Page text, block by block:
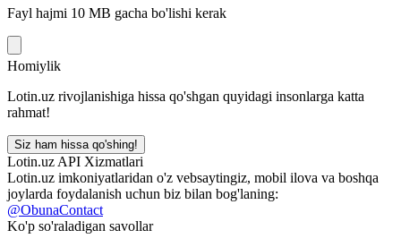
Fayl hajmi 10 MB gacha bo'lishi kerak
Homiylik
Lotin.uz rivojlanishiga hissa qo'shgan quyidagi insonlarga katta
rahmat!
Siz ham hissa qo'shing!
Lotin.uz API Xizmatlari
Lotin.uz imkoniyatlaridan o'z vebsaytingiz, mobil ilova va boshqa
joylarda foydalanish uchun biz bilan bog'laning:
@ObunaContact
Ko'p so'raladigan savollar